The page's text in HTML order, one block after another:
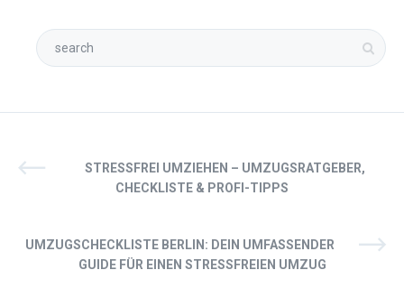
STRESSFREI UMZIEHEN – UMZUGSRATGEBER,
CHECKLISTE & PROFI-TIPPS
UMZUGSCHECKLISTE BERLIN: DEIN UMFASSENDER
GUIDE FÜR EINEN STRESSFREIEN UMZUG